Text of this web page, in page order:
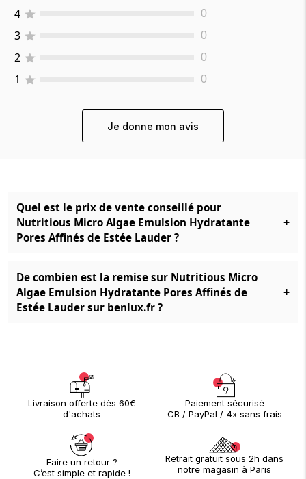
4 0
3 0
2 0
1 0
Je donne mon avis
Quel est le prix de vente conseillé pour
Nutritious Micro Algae Emulsion Hydratante
Pores Affinés de Estée Lauder ?
+
De combien est la remise sur Nutritious Micro
Algae Emulsion Hydratante Pores Affinés de
Estée Lauder sur benlux.fr ?
+
Livraison offerte dès 60€
d'achats
Paiement sécurisé
CB / PayPal / 4x sans frais
Faire un retour ?
C’est simple et rapide !
Retrait gratuit sous 2h dans
notre magasin à Paris